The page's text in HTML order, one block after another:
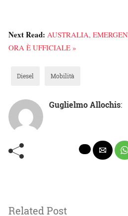
Next Read: AUSTRALIA,
ORA È UFFICIALE »
Diesel Mobilità
Guglielmo Allochis:
Related Post